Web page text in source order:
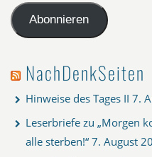
AdresseAbonnieren
NachDenkSeiten
Hinweise des Tages II 7.
Leserbriefe zu „Morgen
alle sterben!“ 7. August